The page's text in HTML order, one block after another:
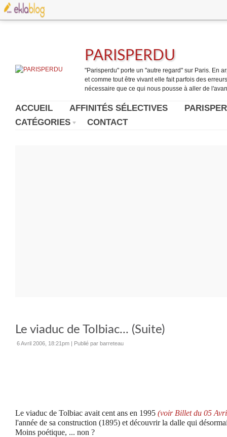
PARISPERDU
"Parisperdu" porte un "autre regard" sur Paris. En
et comme tout être vivant elle fait parfois des
nécessaire que ce qui nous pousse à aller de
ACCUEIL AFFINITÉS SÉLECTIVES
CATÉGORIES
CONTACT
Le viaduc de Tolbiac... (Suite)
6 Avril 2006, 18:21pm | Publié par barreteau
Le viaduc de Tolbiac avait cent ans en 1995 (voir Billet du 05
l'année de sa construction (1895) et découvrir la dalle qui
Moins poétique, ... non ?